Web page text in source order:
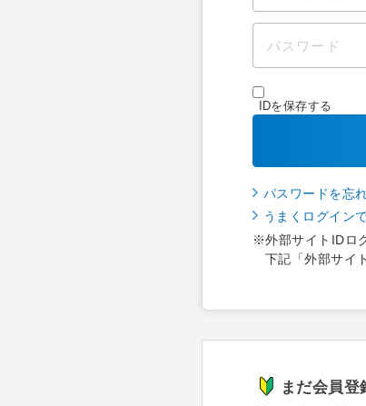
IDを保存する
パスワードを忘
うまくログイン
※外部サイトIDロ
下記「外部サイ
まだ会員登